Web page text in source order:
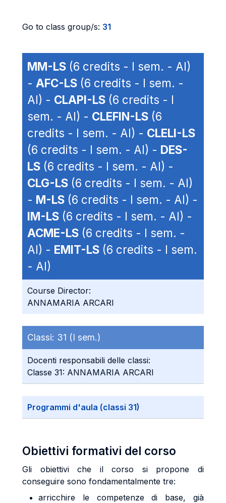
Go to class group/s: 31
MM-LS (6 credits - I sem. - AI)
- AFC-LS (6 credits - I sem. -
AI) - CLAPI-LS (6 credits - I
sem. - AI) - CLEFIN-LS (6
credits - I sem. - AI) - CLELI-LS
(6 credits - I sem. - AI) - DES-
LS (6 credits - I sem. - AI) -
CLG-LS (6 credits - I sem. - AI)
- M-LS (6 credits - I sem. - AI) -
IM-LS (6 credits - I sem. - AI) -
ACME-LS (6 credits - I sem. -
AI) - EMIT-LS (6 credits - I sem.
- AI)
Course Director:
ANNAMARIA ARCARI
Classi: 31 (I sem.)
Docenti responsabili delle classi:
Classe 31: ANNAMARIA ARCARI
Programmi d'aula (classi 31)
Obiettivi formativi del corso
Gli obiettivi che il corso si propone di
conseguire sono fondamentalmente tre:
arricchire le competenze di base, già